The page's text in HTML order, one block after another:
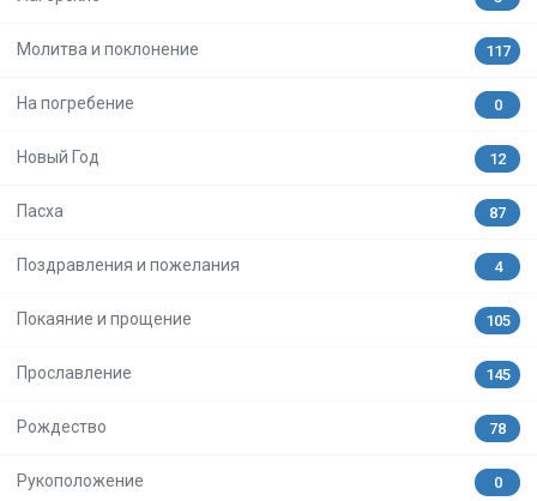
Молитва и поклонение 117
На погребение 0
Новый Год 12
Пасха 87
Поздравления и пожелания 4
Покаяние и прощение 105
Прославление 145
Рождество 78
Рукоположение 0